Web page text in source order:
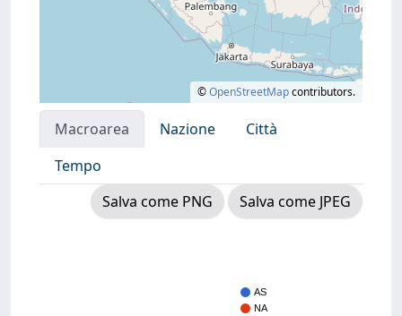
©OpenStreetMapcontributors.
Macroarea Nazione
Città
Tempo
Salva come PNG
Salva come JPEG
AS
NA